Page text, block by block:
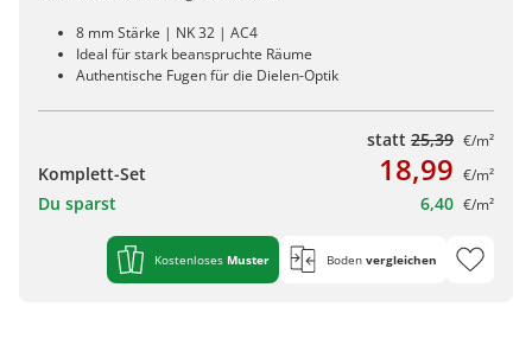
8 mm Stärke | NK 32 | AC4
Ideal für stark beanspruchte Räume
Authentische Fugen für die Dielen-Optik
statt 25,39 €/m²
Komplett-Set 18,99 €/m²
Du sparst 6,40 €/m²
Kostenloses Muster Boden vergleichen